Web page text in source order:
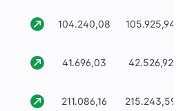
104.240,08 105.925,94
41.696,03 42.526,92
211.086,16 215.243,59